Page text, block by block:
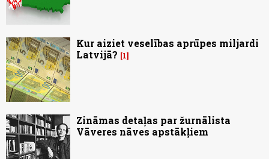
Kur aiziet veselības aprūpes miljardi
Latvijā?
1
Zināmas detaļas par žurnālista
Vāveres nāves apstākļiem